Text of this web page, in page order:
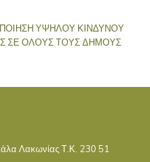
ΥΨΗΛΟΥ ΚΙΝΔΥΝΟΥ
ΣΕ ΟΛΟΥΣ ΤΟΥΣ ΔΗΜΟΥΣ
Λακωνίας Τ.Κ. 230 51